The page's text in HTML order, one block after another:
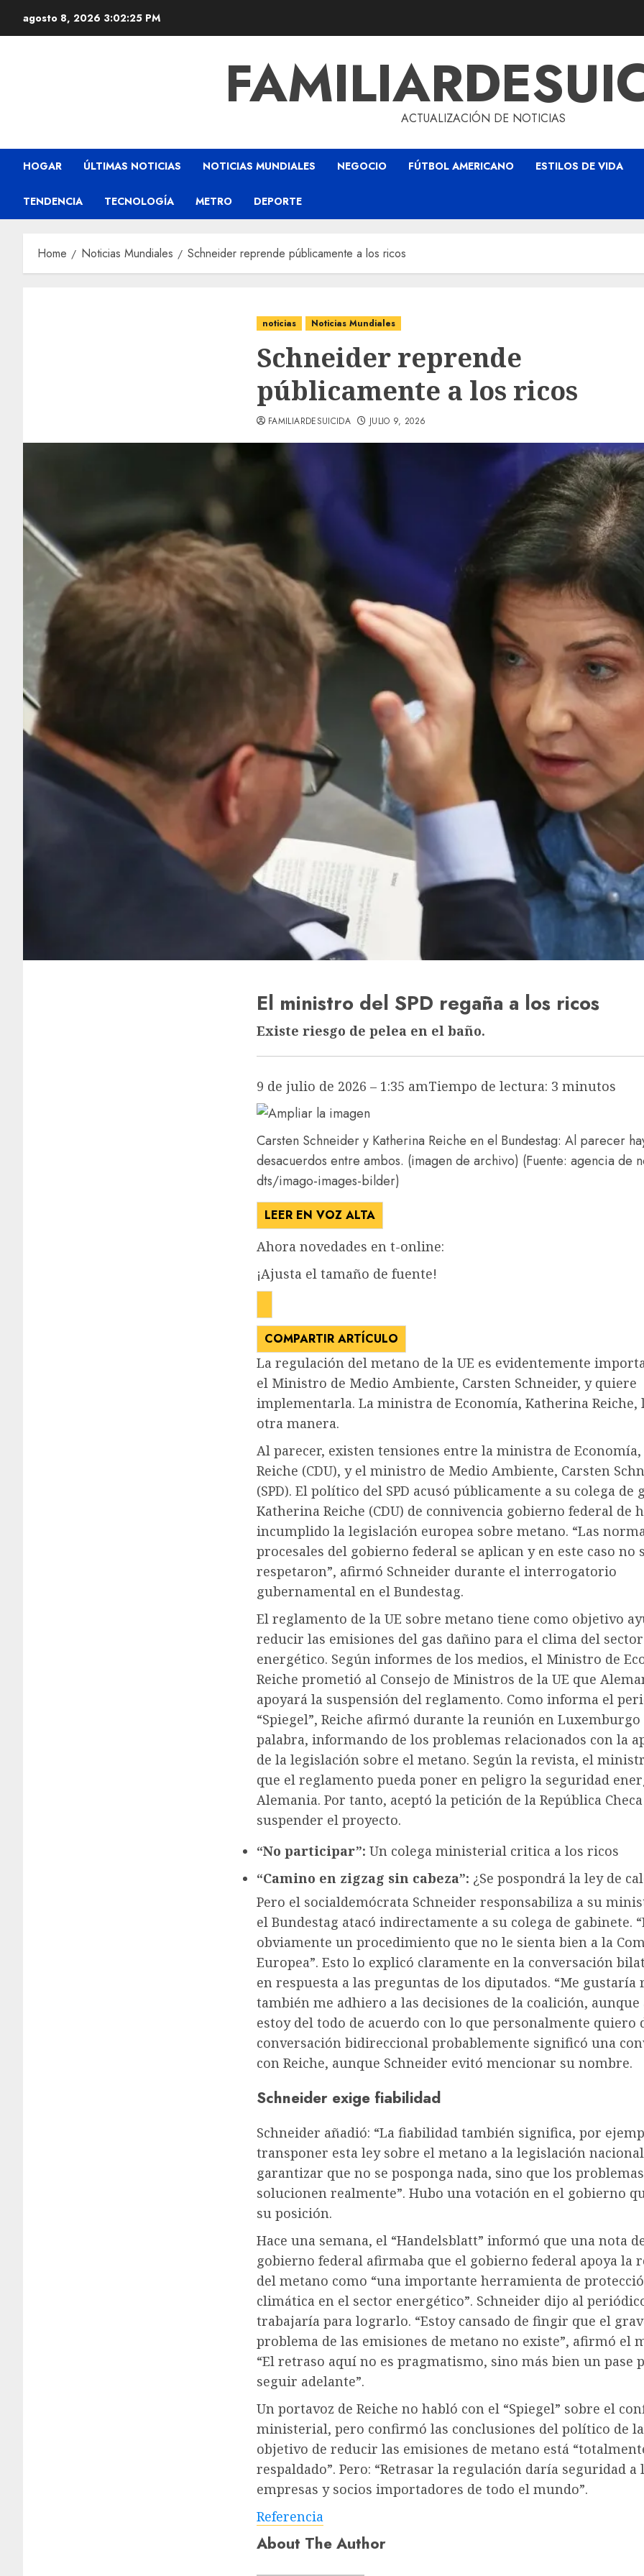
agosto 8, 2026 3:02:26 PM
ACTUALIZACIÓN DE NOTICIAS
HOGAR ÚLTIMAS NOTICIAS NOTICIAS MUNDIALES NEGOCIO FÚTBOL AMERICANO ESTILOS DE VIDA
TENDENCIA TECNOLOGÍA METRO DEPORTE
Home Noticias Mundiales Schneider reprende públicamente a los ricos
noticias Noticias Mundiales
Schneider reprende
públicamente a los ricos
FAMILIARDESUICIDA JULIO 9, 2026
El ministro del SPD regaña a los ricos
Existe riesgo de pelea en el baño.
9 de julio de 2026 – 1:35 amTiempo de lectura: 3 minutos
Carsten Schneider y Katherina Reiche en el Bundestag: Al parecer
desacuerdos entre ambos. (imagen de archivo) (Fuente: agencia de
dts/imago-images-bilder)
LEER EN VOZ ALTA
Ahora novedades en t-online:
¡Ajusta el tamaño de fuente!
COMPARTIR ARTÍCULO
La regulación del metano de la UE es evidentemente
el Ministro de Medio Ambiente, Carsten Schneider, y quiere
implementarla. La ministra de Economía, Katherina Reiche,
otra manera.
Al parecer, existen tensiones entre la ministra de
Reiche (CDU), y el ministro de Medio Ambiente, Carsten
(SPD). El político del SPD acusó públicamente a su colega de
Katherina Reiche (CDU) de connivencia gobierno federal de
incumplido la legislación europea sobre metano. “Las
procesales del gobierno federal se aplican y en este caso no
respetaron”, afirmó Schneider durante el interrogatorio
gubernamental en el Bundestag.
El reglamento de la UE sobre metano tiene como objetivo
reducir las emisiones del gas dañino para el clima del sector
energético. Según informes de los medios, el Ministro de
Reiche prometió al Consejo de Ministros de la UE que
apoyará la suspensión del reglamento. Como informa el
“Spiegel”, Reiche afirmó durante la reunión en Luxemburgo
palabra, informando de los problemas relacionados con la
de la legislación sobre el metano. Según la revista, el
que el reglamento pueda poner en peligro la seguridad
Alemania. Por tanto, aceptó la petición de la República
suspender el proyecto.
“No participar”: Un colega ministerial critica a los ricos
“Camino en zigzag sin cabeza”: ¿Se pospondrá la ley de
Pero el socialdemócrata Schneider responsabiliza a su
el Bundestag atacó indirectamente a su colega de gabinete.
obviamente un procedimiento que no le sienta bien a la
Europea”. Esto lo explicó claramente en la conversación
en respuesta a las preguntas de los diputados. “Me gustaría
también me adhiero a las decisiones de la coalición, aunque
estoy del todo de acuerdo con lo que personalmente quiero
conversación bidireccional probablemente significó una
con Reiche, aunque Schneider evitó mencionar su nombre.
Schneider exige fiabilidad
Schneider añadió: “La fiabilidad también significa, por
transponer esta ley sobre el metano a la legislación
garantizar que no se posponga nada, sino que los
solucionen realmente”. Hubo una votación en el gobierno
su posición.
Hace una semana, el “Handelsblatt” informó que una nota
gobierno federal afirmaba que el gobierno federal apoya la
del metano como “una importante herramienta de
climática en el sector energético”. Schneider dijo al
trabajaría para lograrlo. “Estoy cansado de fingir que el
problema de las emisiones de metano no existe”, afirmó el
“El retraso aquí no es pragmatismo, sino más bien un pase
seguir adelante”.
Un portavoz de Reiche no habló con el “Spiegel” sobre el
ministerial, pero confirmó las conclusiones del político de la
objetivo de reducir las emisiones de metano está
respaldado”. Pero: “Retrasar la regulación daría seguridad a
empresas y socios importadores de todo el mundo”.
Referencia
About The Author